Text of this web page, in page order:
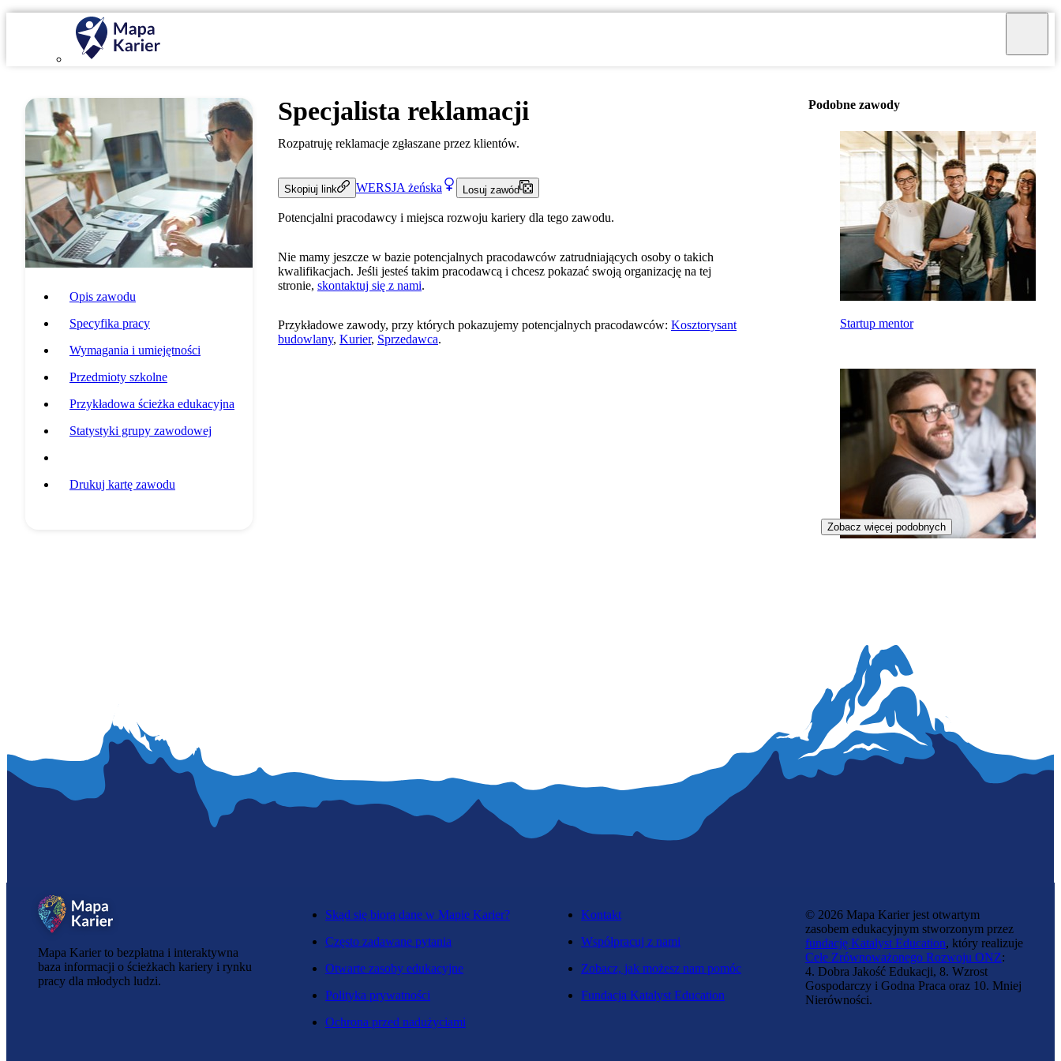
Opis zawodu
Specyfika pracy
Wymagania i umiejętności
Przedmioty szkolne
Przykładowa ścieżka edukacyjna
Statystyki grupy zawodowej
Drukuj kartę zawodu
Specjalista reklamacji
Rozpatruję reklamacje zgłaszane przez klientów.
Skopiuj link WERSJA żeńska Losuj zawód
Potencjalni pracodawcy i miejsca rozwoju kariery dla tego zawodu.
Nie mamy jeszcze w bazie potencjalnych pracodawców zatrudniających osoby o takich
kwalifikacjach. Jeśli jesteś takim pracodawcą i chcesz pokazać swoją organizację na tej
stronie, skontaktuj się z nami.
Przykładowe zawody, przy których pokazujemy potencjalnych pracodawców: Kosztorysant
budowlany, Kurier, Sprzedawca.
Podobne zawody
Startup mentor
Zobacz więcej podobnych
Mapa Karier to bezpłatna i interaktywna
baza informacji o ścieżkach kariery i rynku
pracy dla młodych ludzi.
Skąd się biorą dane w Mapie Karier?
Często zadawane pytania
Otwarte zasoby edukacyjne
Polityka prywatności
Ochrona przed nadużyciami
Kontakt
Współpracuj z nami
Zobacz, jak możesz nam pomóc
Fundacja Katalyst Education
© 2026 Mapa Karier jest otwartym
zasobem edukacyjnym stworzonym przez
fundację Katalyst Education, który realizuje
Cele Zrównoważonego Rozwoju ONZ:
4. Dobra Jakość Edukacji, 8. Wzrost
Gospodarczy i Godna Praca oraz 10. Mniej
Nierówności.